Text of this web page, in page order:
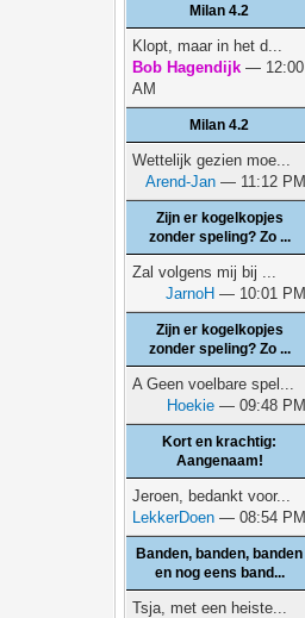
Milan 4.2
Klopt, maar in het d...
Bob Hagendijk — 12:00
AM
Milan 4.2
Wettelijk gezien moe...
Arend-Jan — 11:12 PM
Zijn er kogelkopjes
zonder speling? Zo ...
Zal volgens mij bij ...
JarnoH — 10:01 PM
Zijn er kogelkopjes
zonder speling? Zo ...
A Geen voelbare spel...
Hoekie — 09:48 PM
Kort en krachtig:
Aangenaam!
Jeroen, bedankt voor...
LekkerDoen — 08:54 PM
Banden, banden, banden
en nog eens band...
Tsja, met een heiste...